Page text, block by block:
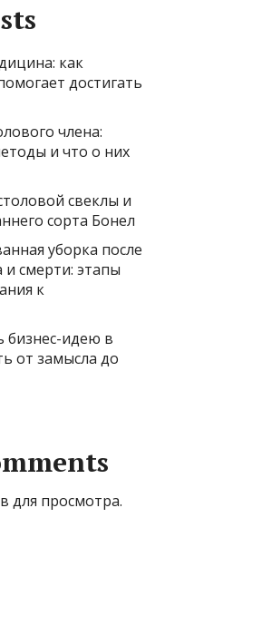
как
достигать
члена:
и что о них
свеклы и
сорта Бонел
уборка после
смерти: этапы
к
бизнес-идею в
от замысла до
для просмотра.